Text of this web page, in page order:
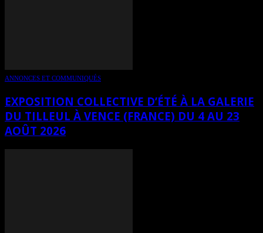
ANNONCES ET COMMUNIQUÉS
EXPOSITION COLLECTIVE D’ÉTÉ À LA GALERIE
DU TILLEUL À VENCE (FRANCE) DU 4 AU 23
AOÛT 2026